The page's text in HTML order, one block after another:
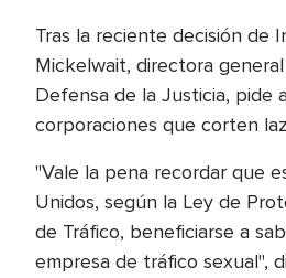
Tras la reciente decisión de
Mickelwait, directora
Defensa de la Justicia, pide
corporaciones que corten
"Vale la pena recordar que
Unidos, según la Ley de
de Tráfico, beneficiarse a
empresa de tráfico sexual",